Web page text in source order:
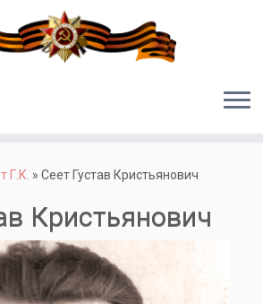
Г.К. » Сеет Густав Кристьянович
Кристьянович